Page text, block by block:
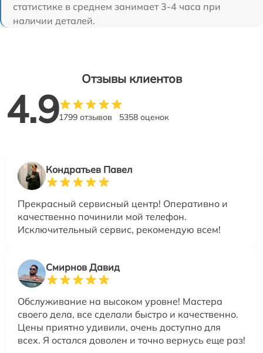
статистике в среднем занимает 3-4 часа при
наличии деталей.
Отзывы клиентов
4.91799 отзывов 5358 оценок
Кондратьев Павел
Прекрасный сервисный центр! Оперативно и
качественно починили мой телефон.
Исключительный сервис, рекомендую всем!
Смирнов Давид
Обслуживание на высоком уровне! Мастера
своего дела, все сделали быстро и качественно.
Цены приятно удивили, очень доступно для
всех. Я остался доволен и точно вернусь еще раз!